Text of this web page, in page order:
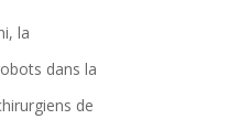
la
dans la
de